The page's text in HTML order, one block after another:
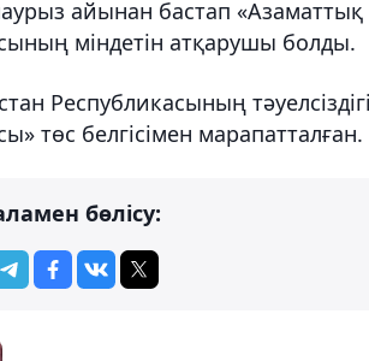
айынан бастап
міндетін атқарушы болды.
Республикасының
төс белгісімен марапатталған.
бөлісу: